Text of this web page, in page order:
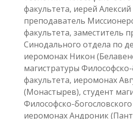
факультета, иерей
преподаватель
факультета, заместитель
Синодального отдела по
иеромонах Никон
магистратуры Философско-
факультета, иеромонах
(Монастырев), студент
Философско-
иеромонах Андроник